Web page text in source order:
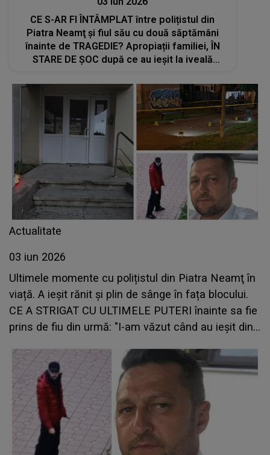
CE S-AR FI ÎNTÂMPLAT între polițistul din
Piatra Neamţ și fiul său cu două săptămâni
înainte de TRAGEDIE? Apropiații familiei, ÎN
STARE DE ȘOC după ce au ieșit la iveală
Actualitate
03 iun 2026
Ultimele momente cu polițistul din Piatra Neamţ în
viață. A ieșit rănit și plin de sânge în fața blocului.
CE A STRIGAT CU ULTIMELE PUTERI înainte sa fie
prins de fiu din urmă: "I-am văzut când au ieșit din